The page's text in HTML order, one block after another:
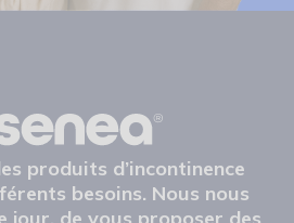
produits d’incontinence
besoins. Nous nous